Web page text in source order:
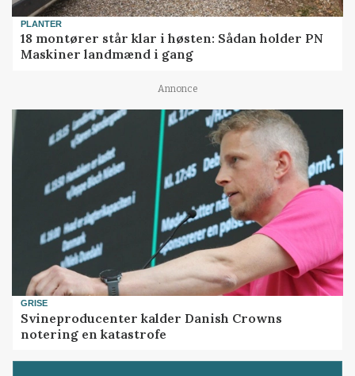
PLANTER
18 montører står klar i høsten: Sådan holder PN
Maskiner landmænd i gang
Annonce
GRISE
Svineproducenter kalder Danish Crowns
notering en katastrofe